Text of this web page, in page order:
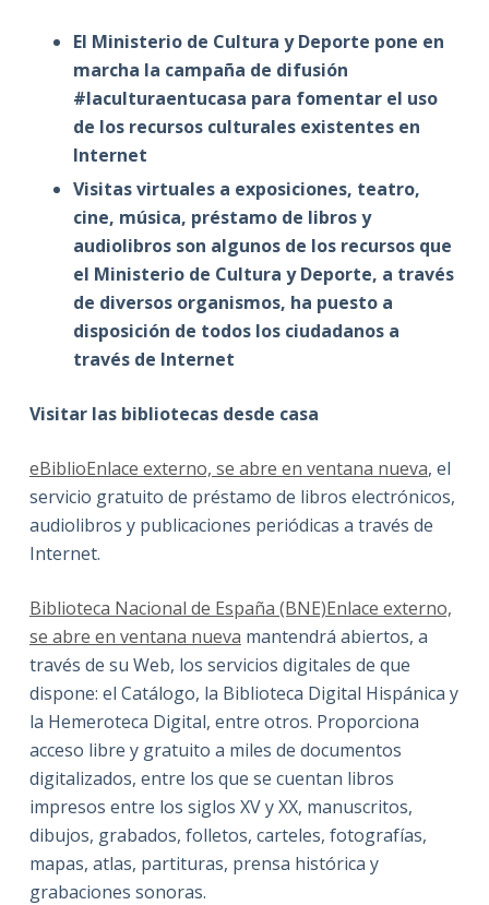
El Ministerio de Cultura y Deporte pone en
marcha la campaña de difusión
#laculturaentucasa para fomentar el uso
de los recursos culturales existentes en
Internet
Visitas virtuales a exposiciones, teatro,
cine, música, préstamo de libros y
audiolibros son algunos de los recursos que
el Ministerio de Cultura y Deporte, a través
de diversos organismos, ha puesto a
disposición de todos los ciudadanos a
través de Internet
Visitar las bibliotecas desde casa
eBiblioEnlace externo, se abre en ventana nueva, el
servicio gratuito de préstamo de libros electrónicos,
audiolibros y publicaciones periódicas a través de
Internet.
Biblioteca Nacional de España (BNE)Enlace externo,
se abre en ventana nueva mantendrá abiertos, a
través de su Web, los servicios digitales de que
dispone: el Catálogo, la Biblioteca Digital Hispánica y
la Hemeroteca Digital, entre otros. Proporciona
acceso libre y gratuito a miles de documentos
digitalizados, entre los que se cuentan libros
impresos entre los siglos XV y XX, manuscritos,
dibujos, grabados, folletos, carteles, fotografías,
mapas, atlas, partituras, prensa histórica y
grabaciones sonoras.